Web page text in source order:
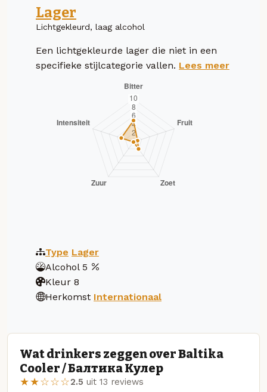
Lager
Lichtgekleurd, laag alcohol
Een lichtgekleurde lager die niet in een
specifieke stijlcategorie vallen. Lees meer
Type Lager
Alcohol 5
Kleur 8
Herkomst Internationaal
Wat drinkers zeggen over Baltika
Cooler / Балтика Кулер
★★☆☆☆2.5 uit 13 reviews